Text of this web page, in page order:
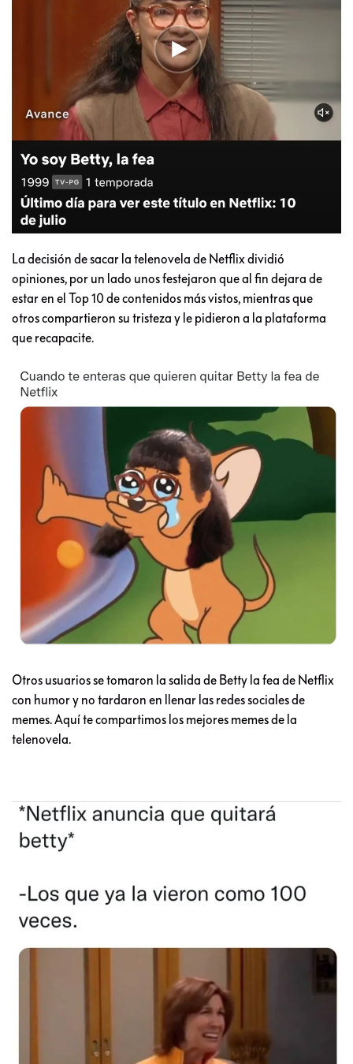
La decisión de sacar la telenovela de Netflix dividió
opiniones, por un lado unos festejaron que al fin dejara de
estar en el Top 10 de contenidos más vistos, mientras que
otros compartieron su tristeza y le pidieron a la plataforma
que recapacite.
Otros usuarios se tomaron la salida de Betty la fea de Netflix
con humor y no tardaron en llenar las redes sociales de
memes. Aquí te compartimos los mejores memes de la
telenovela.